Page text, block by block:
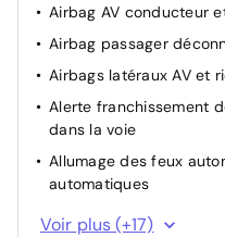
Airbag AV conducteur
Airbag passager
Airbags latéraux AV et
Alerte franchissement
dans la voie
Allumage des feux
automatiques
Appel SOS (E-call)
Voir plus (+17)